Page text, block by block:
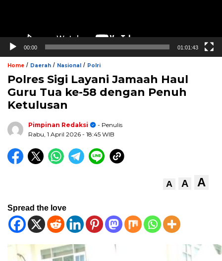
00:00 01:01:43
Home / Daerah / Nasional / Polri
Polres Sigi Layani Jamaah Haul
Guru Tua ke-58 dengan Penuh
Ketulusan
Pimpinan Redaksi
- Penulis
Rabu, 1 April 2026 - 18:45 WIB
A A A
Spread the love